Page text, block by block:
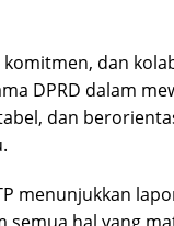
dan
DPRD dalam
dan
menunjukkan